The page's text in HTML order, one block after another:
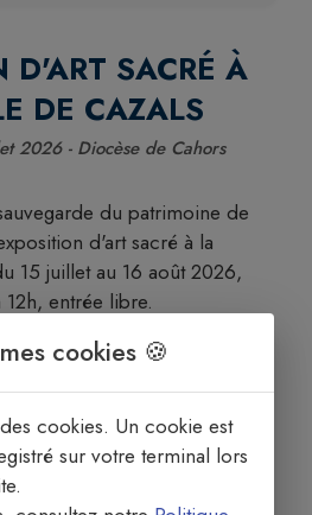
D'ART SACRÉ À
DE CAZALS
2026 - Diocèse de Cahors
du patrimoine de
d'art sacré à la
15 juillet au 16 août 2026,
entrée libre.
enluminures et des
Barlan, maître
le mercredi 15 juillet à 11h à
cookies 🍪
cookies. Un cookie est
sur votre terminal lors